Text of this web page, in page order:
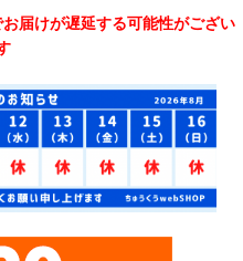
届けが遅延する可能性がござい